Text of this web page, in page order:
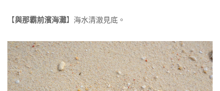
【與那霸前濱海灘】海水清澈見底。